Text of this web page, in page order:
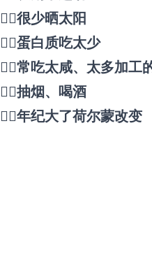
👉🏻很少晒太阳
👉🏻蛋白质吃太少
👉🏻常吃太咸、太多加工
👉🏻抽烟、喝酒
👉🏻年纪大了荷尔蒙改变